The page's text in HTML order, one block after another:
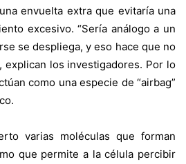
envuelta extra que evitaría una
excesivo. “Sería análogo a un
se despliega, y eso hace que no
explican los investigadores. Por lo
como una especie de “airbag”
varias moléculas que forman
que permite a la célula percibir